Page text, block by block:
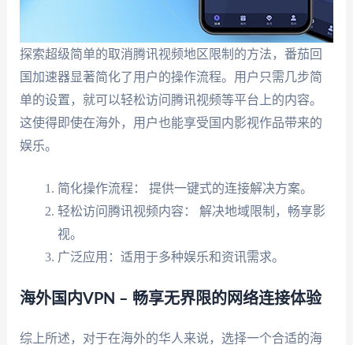
探索超级简单的取消腾讯视频地区限制的方法，番茄回
国加速器显著简化了用户的操作流程。用户只需几步简
单的设置，就可以轻松访问腾讯视频等平台上的内容。
这使得即使在海外，用户也能享受国内影视作品带来的
娱乐。
简化操作流程： 提供一键式的连接解决方案。
轻松访问腾讯视频内容： 解决地域限制，畅享影
视。
广泛应用：适用于多种娱乐和资讯需求。
海外国内VPN – 畅享无界限的网络连接体验
综上所述，对于在海外的华人来说，选择一个合适的海